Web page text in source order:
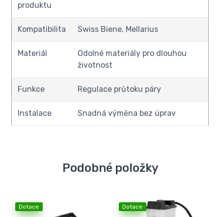
produktu
Kompatibilita Swiss Biene, Mellarius
Materiál
Odolné materiály pro dlouhou
životnost
Funkce Regulace průtoku páry
Instalace Snadná výměna bez úprav
Podobné položky
Dotace Dotace